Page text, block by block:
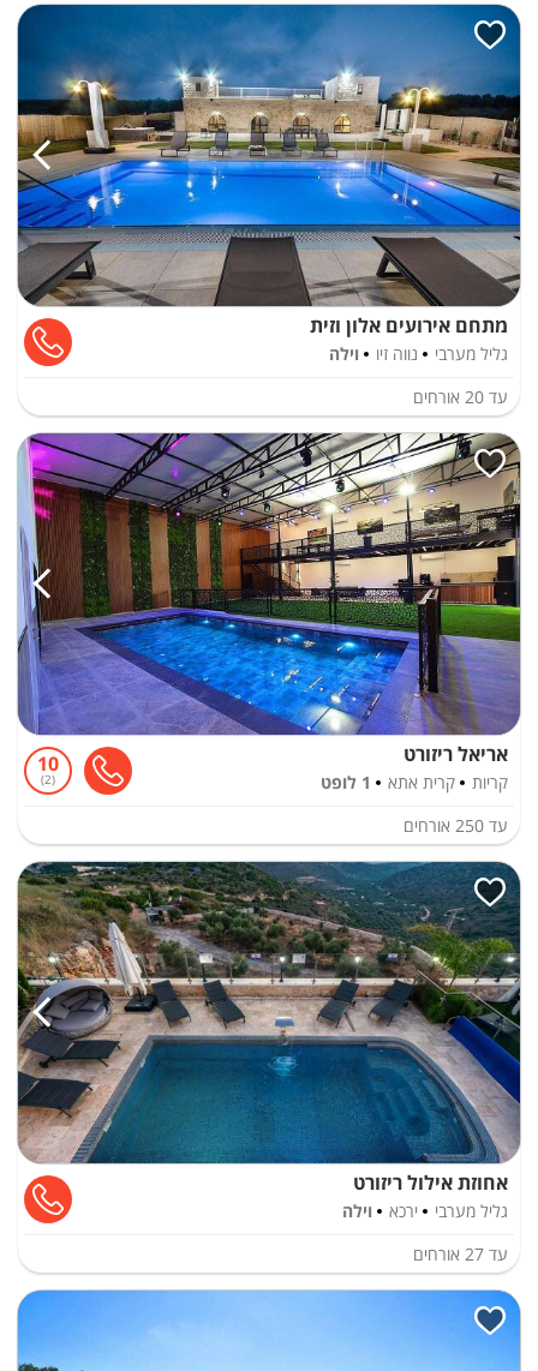
מתחם אירועים אלון וזית
גליל מערבי נווה זיו
וילה
עד 20 אורחים
אריאל ריזורט
קריות קרית אתא 1 לופט
10
2
עד 250 אורחים
אחוזת אילול ריזורט
גליל מערבי ירכא
וילה
עד 27 אורחים